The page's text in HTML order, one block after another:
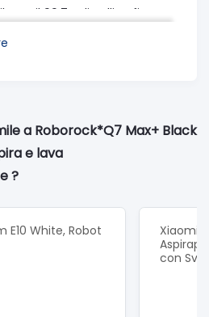
il 99,7% di polline fino a
tua aria a pulire.
non essere rilevato con
il Q7 Max+ offre
a Roborock*Q7 Max+ Black
e lava
?
E10 White, Robot
Xiaomi
con